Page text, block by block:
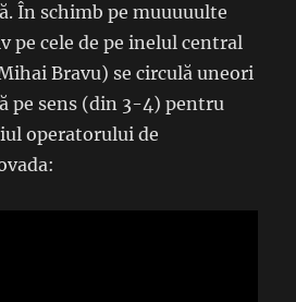
În schimb pe muuuuulte
pe cele de pe inelul central
Bravu) se circulă uneori
pe sens (din 3-4) pentru
operatorului de